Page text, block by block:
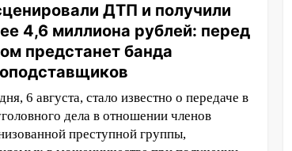
ДТП и получили
4,6 миллиона рублей: перед
предстанет банда
6 августа, стало известно о передаче в
дела в отношении членов
преступной группы,